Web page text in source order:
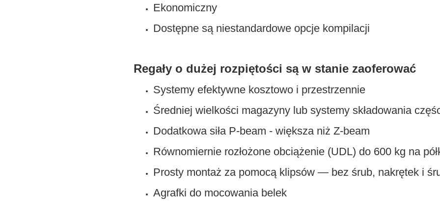
Ekonomiczny
Dostępne są niestandardowe opcje kompilacji
Regały o dużej rozpiętości są w stanie zaoferować
Systemy efektywne kosztowo i przestrzennie
Średniej wielkości magazyny lub systemy składowania
Dodatkowa siła P-beam - większa niż Z-beam
Równomiernie rozłożone obciążenie (UDL) do 600 kg na
Prosty montaż za pomocą klipsów — bez śrub, nakrętek i
Agrafki do mocowania belek